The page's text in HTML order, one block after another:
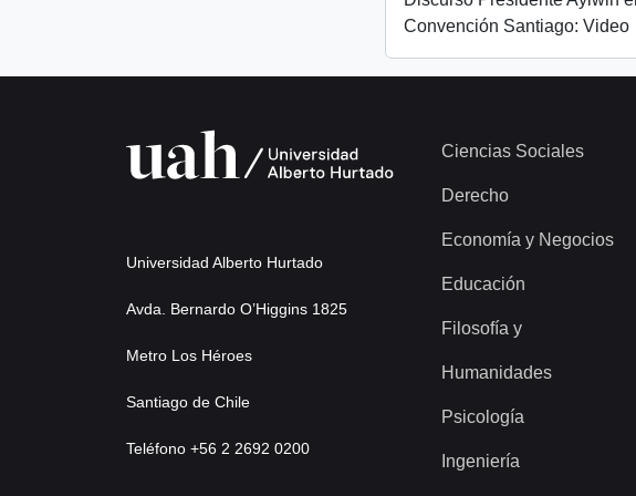
Convención Santiago: Video
Universidad Alberto Hurtado
Avda. Bernardo O’Higgins 1825
Metro Los Héroes
Santiago de Chile
Teléfono +56 2 2692 0200
Ciencias Sociales
Derecho
Economía y Negocios
Educación
Filosofía y
Humanidades
Psicología
Ingeniería